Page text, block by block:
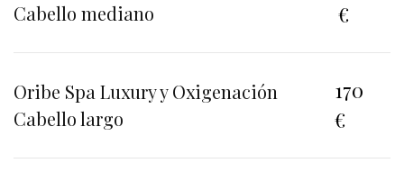
Cabello mediano
€
Oribe Spa Luxury y Oxigenación
Cabello largo
170
€